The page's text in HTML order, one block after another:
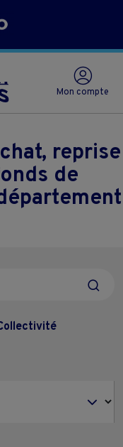
Mon compte
reprise
de